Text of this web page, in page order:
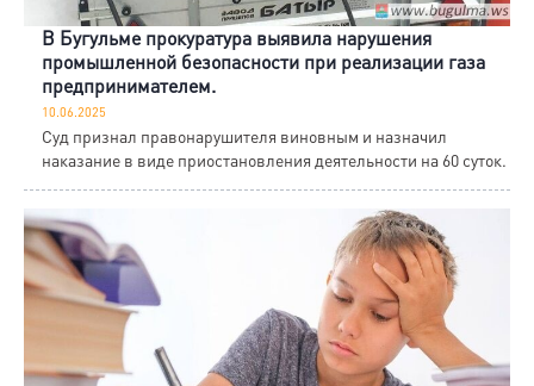
В Бугульме прокуратура выявила нарушения
промышленной безопасности при реализации газа
предпринимателем.
10.06.2025
Суд признал правонарушителя виновным и назначил
наказание в виде приостановления деятельности на 60 суток.